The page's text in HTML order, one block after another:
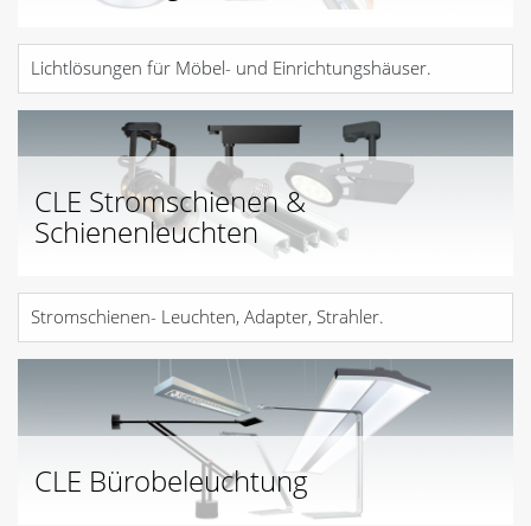
Lichtlösungen für Möbel- und Einrichtungshäuser.
CLE Stromschienen &
Schienenleuchten
Stromschienen- Leuchten, Adapter, Strahler.
CLE Bürobeleuchtung